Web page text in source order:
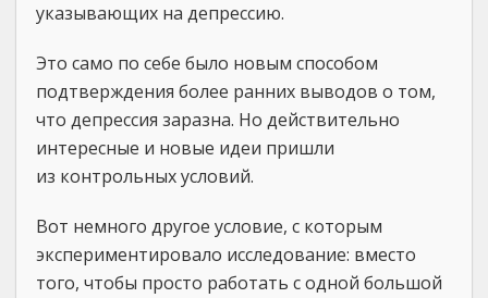
указывающих на депрессию.
Это само по себе было новым способом
подтверждения более ранних выводов о том,
что депрессия заразна. Но действительно
интересные и новые идеи пришли
из контрольных условий.
Вот немного другое условие, с которым
экспериментировало исследование: вместо
того, чтобы просто работать с одной большой